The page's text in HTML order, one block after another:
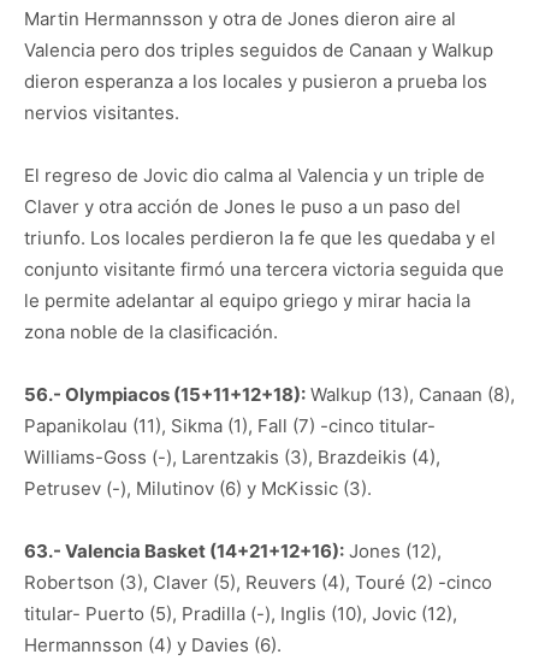
Martin Hermannsson y otra de Jones dieron aire al
Valencia pero dos triples seguidos de Canaan y Walkup
dieron esperanza a los locales y pusieron a prueba los
nervios visitantes.
El regreso de Jovic dio calma al Valencia y un triple de
Claver y otra acción de Jones le puso a un paso del
triunfo. Los locales perdieron la fe que les quedaba y el
conjunto visitante firmó una tercera victoria seguida que
le permite adelantar al equipo griego y mirar hacia la
zona noble de la clasificación.
56.- Olympiacos (15+11+12+18): Walkup (13), Canaan (8),
Papanikolau (11), Sikma (1), Fall (7) -cinco titular-
Williams-Goss (-), Larentzakis (3), Brazdeikis (4),
Petrusev (-), Milutinov (6) y McKissic (3).
63.- Valencia Basket (14+21+12+16): Jones (12),
Robertson (3), Claver (5), Reuvers (4), Touré (2) -cinco
titular- Puerto (5), Pradilla (-), Inglis (10), Jovic (12),
Hermannsson (4) y Davies (6).